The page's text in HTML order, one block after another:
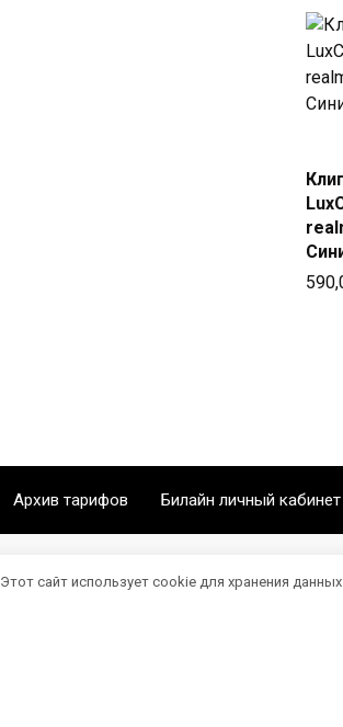
Архив тарифов Билайн личный кабинет
Этот сайт использует cookie для хранения